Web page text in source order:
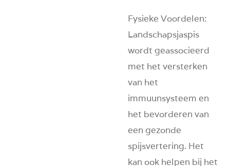
Fysieke Voordelen:
Landschapsjaspis
wordt geassocieerd
met het versterken
van het
immuunsysteem en
het bevorderen van
een gezonde
spijsvertering. Het
kan ook helpen bij het